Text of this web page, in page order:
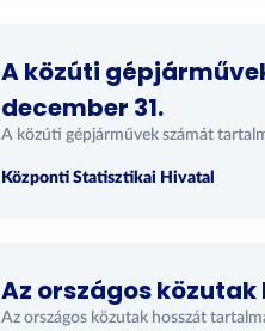
A közúti
december 31.
A közúti gépjárművek számát
Központi Statisztikai Hivatal
Az országos
Az országos közutak hosszát